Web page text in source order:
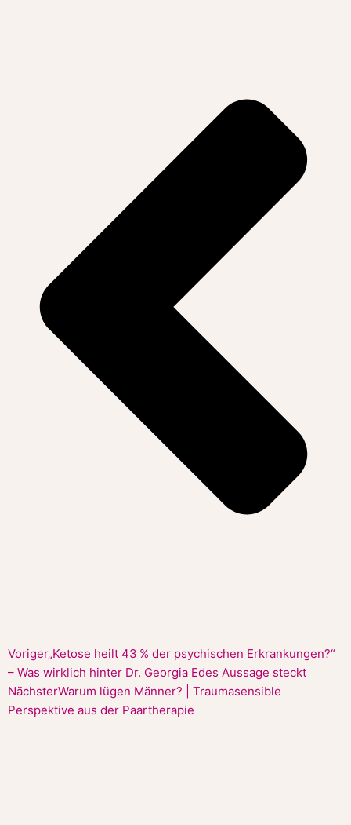
Voriger„Ketose heilt 43 % der psychischen Erkrankungen?“
– Was wirklich hinter Dr. Georgia Edes Aussage steckt
NächsterWarum lügen Männer? | Traumasensible
Perspektive aus der Paartherapie